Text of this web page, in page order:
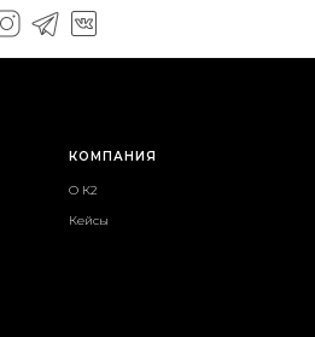
КОМПАНИЯ
О К2
Кейсы